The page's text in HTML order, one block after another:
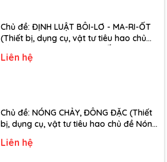
Chủ đề: ĐỊNH LUẬT BÔI-LƠ - MA-RI-ỐT
(Thiết bị, dụng cụ, vật tư tiêu hao chủ
Liên hệ
Chủ đề: NÓNG CHẢY, ĐÔNG ĐẶC (Thiết
bị, dụng cụ, vật tư tiêu hao chủ đề Nóng
Liên hệ